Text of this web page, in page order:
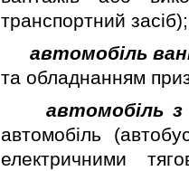
транспортний засiб);
автомобiль
та обладнанням
автомобiль
автомобiль
електричними